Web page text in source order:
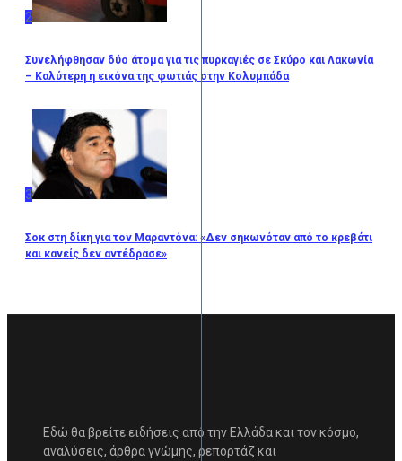
2
Συνελήφθησαν δύο άτομα για τις πυρκαγιές σε Σκύρο και Λακωνία
– Καλύτερη η εικόνα της φωτιάς στην Κολυμπάδα
3
Σοκ στη δίκη για τον Μαραντόνα: «Δεν σηκωνόταν από το κρεβάτι
και κανείς δεν αντέδρασε»
Εδώ θα βρείτε ειδήσεις από την Ελλάδα και τον κόσμο,
αναλύσεις, άρθρα γνώμης, ρεπορτάζ και